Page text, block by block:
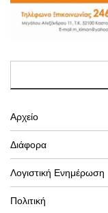
Αρχείο
Διάφορα
Λογιστική Ενημέρωση
Πολιτική